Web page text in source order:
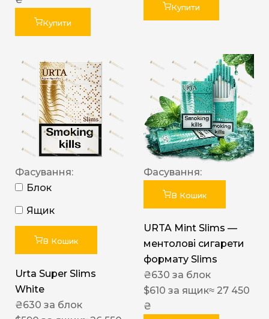
Купити
Купити
Фасування:
Блок
Ящик
В Кошик
Urta Super Slims
White
₴630 за блок
Фасування:
В Кошик
URTA Mint Slims —
ментолові сигарети
формату Slims
₴630 за блок
$610 за ящик≈ 27 450
₴